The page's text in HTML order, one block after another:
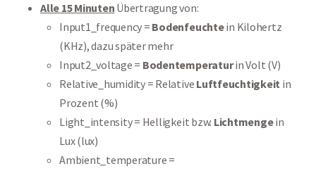
Alle 15 Minuten Übertragung von:
Input1_frequency = Bodenfeuchtein Kilohertz
(KHz), dazu später mehr
Input2_voltage = Bodentemperaturin Volt (V)
Relative_humidity = Relative Luftfeuchtigkeit in
Prozent (%)
Light_intensity = Helligkeit bzw. Lichtmengein
Lux (lux)
Ambient_temperature =